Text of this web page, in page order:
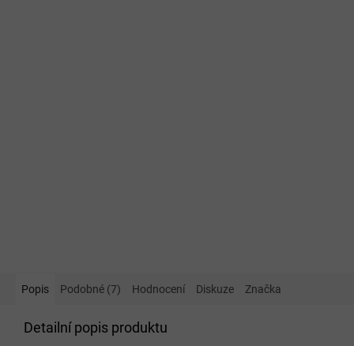
Popis Podobné (7) Hodnocení Diskuze Značka
Detailní popis produktu